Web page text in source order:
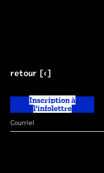
retour [‹]
Inscription à
l'infolettre